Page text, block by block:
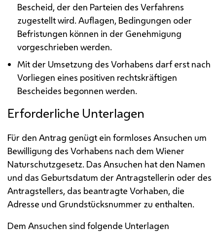
Bescheid, der den Parteien des Verfahrens
zugestellt wird. Auflagen, Bedingungen oder
Befristungen können in der Genehmigung
vorgeschrieben werden.
Mit der Umsetzung des Vorhabens darf erst nach
Vorliegen eines positiven rechtskräftigen
Bescheides begonnen werden.
Erforderliche Unterlagen
Für den Antrag genügt ein formloses Ansuchen um
Bewilligung des Vorhabens nach dem Wiener
Naturschutzgesetz. Das Ansuchen hat den Namen
und das Geburtsdatum der Antragstellerin oder des
Antragstellers, das beantragte Vorhaben, die
Adresse und Grundstücksnummer zu enthalten.
Dem Ansuchen sind folgende Unterlagen